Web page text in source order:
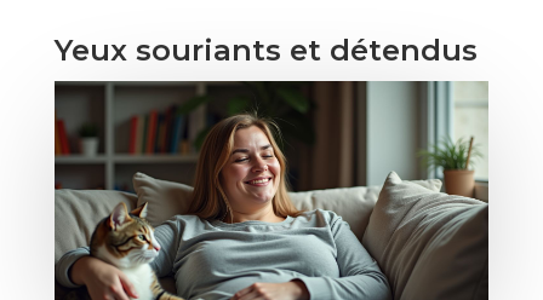
Yeux souriants et détendus